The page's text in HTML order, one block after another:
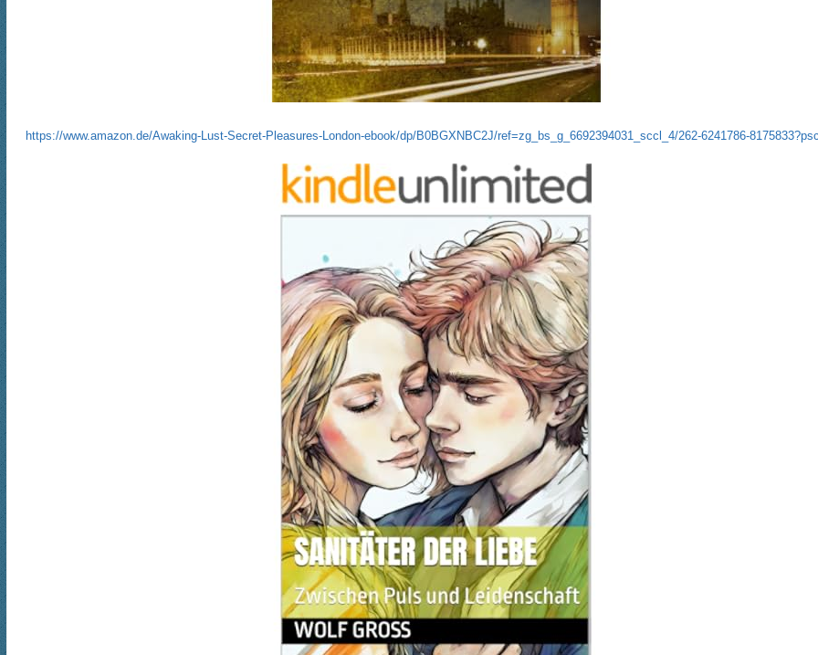
https://www.amazon.de/Awaking-Lust-Secret-Pleasures-London-ebook/dp/B0BGXNBC2J/ref=zg_bs_g_6692394031_sccl_4/262-6241786-